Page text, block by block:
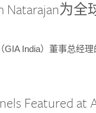
Natarajan为
GIA India）董事总经
Featured at